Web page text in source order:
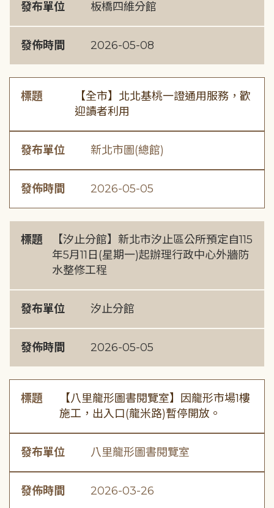
發布單位 板橋四維分館
發佈時間 2026-05-08
標題
【全市】北北基桃一證通用服務，歡
迎讀者利用
發布單位 新北市圖(總館)
發佈時間 2026-05-05
標題
【汐止分館】新北市汐止區公所預定自115
年5月11日(星期一)起辦理行政中心外牆防
水整修工程
發布單位 汐止分館
發佈時間 2026-05-05
標題
【八里龍形圖書閱覽室】因龍形市場1樓
施工，出入口(龍米路)暫停開放。
發布單位 八里龍形圖書閱覽室
發佈時間 2026-03-26